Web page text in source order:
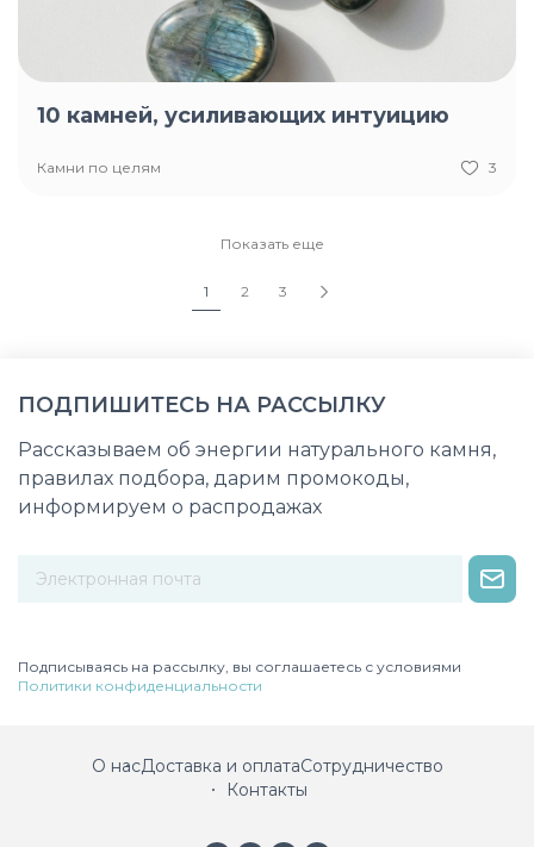
10 камней, усиливающих интуицию
Камни по целям 3
1 2 3
Показать еще
ПОДПИШИТЕСЬ НА РАССЫЛКУ
Рассказываем об энергии натурального камня,
правилах подбора, дарим промокоды,
информируем о распродажах
Подписываясь на рассылку, вы соглашаетесь с условиями
Политики конфиденциальности
О насДоставка и оплатаСотрудничество
Контакты